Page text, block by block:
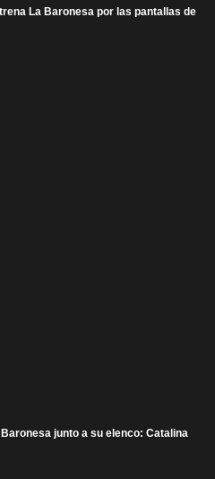
La Baronesa por las pantallas de
junto a su elenco: Catalina